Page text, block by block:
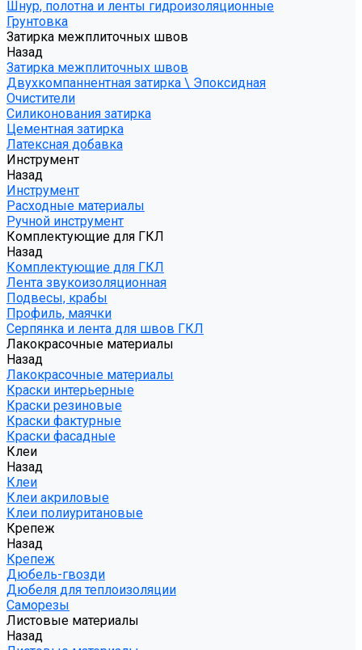
Шнур, полотна и ленты гидроизоляционные
Грунтовка
Затирка межплиточных швов
Назад
Затирка межплиточных швов
Двухкомпаннентная затирка \ Эпоксидная
Очистители
Силиконования затирка
Цементная затирка
Латексная добавка
Инструмент
Назад
Инструмент
Расходные материалы
Ручной инструмент
Комплектующие для ГКЛ
Назад
Комплектующие для ГКЛ
Лента звукоизоляционная
Подвесы, крабы
Профиль, маячки
Серпянка и лента для швов ГКЛ
Лакокрасочные материалы
Назад
Лакокрасочные материалы
Краски интерьерные
Краски резиновые
Краски фактурные
Краски фасадные
Клеи
Назад
Клеи
Клеи акриловые
Клеи полиуритановые
Крепеж
Назад
Крепеж
Дюбель-гвозди
Дюбеля для теплоизоляции
Саморезы
Листовые материалы
Назад